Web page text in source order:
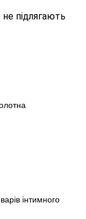
підлягають
інтимного